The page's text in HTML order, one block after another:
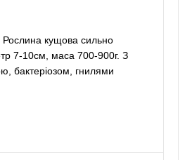
кущова сильно
7-10см, маса 700-900г. З
бактеріозом, гнилями